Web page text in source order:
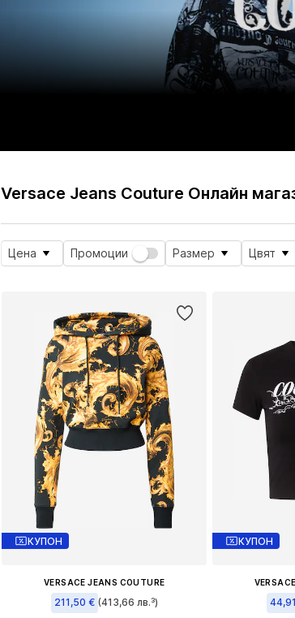
Versace Jeans Couture Онлайн
Цена Промоции Размер Цвят
КУПОН
VERSACE JEANS COUTURE
211,50 € (413,66 лв.³)
КУПОН